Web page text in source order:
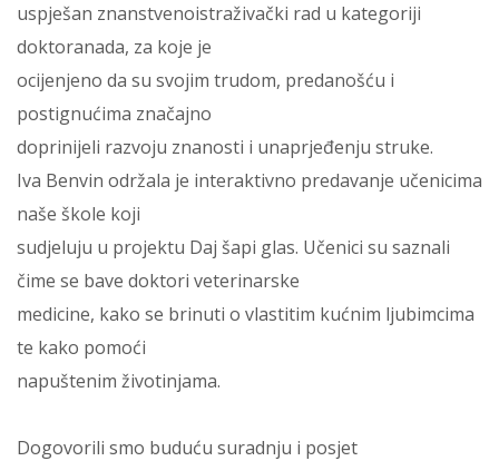
uspješan znanstvenoistraživački rad u kategoriji
doktoranada, za koje je
ocijenjeno da su svojim trudom, predanošću i
postignućima značajno
doprinijeli razvoju znanosti i unaprjeđenju struke.
Iva Benvin održala je interaktivno predavanje učenicima
naše škole koji
sudjeluju u projektu Daj šapi glas. Učenici su saznali
čime se bave doktori veterinarske
medicine, kako se brinuti o vlastitim kućnim ljubimcima
te kako pomoći
napuštenim životinjama.
Dogovorili smo buduću suradnju i posjet